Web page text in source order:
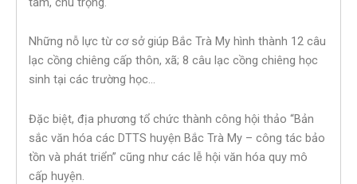
Những nỗ lực từ cơ sở giúp Bắc Trà My hình thành 12 câu
lạc cồng chiêng cấp thôn, xã; 8 câu lạc cồng chiêng học
sinh tại các trường học…
Đặc biệt, địa phương tổ chức thành công hội thảo “Bản
sắc văn hóa các DTTS huyện Bắc Trà My – công tác bảo
tồn và phát triển” cũng như các lễ hội văn hóa quy mô
cấp huyện.